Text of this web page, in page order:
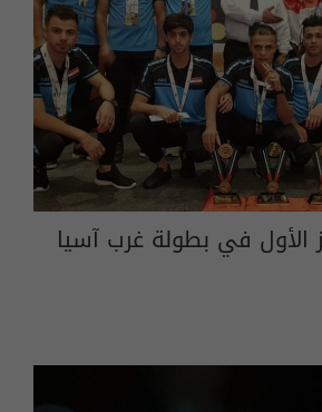
الأول في بطولة غرب آسيا